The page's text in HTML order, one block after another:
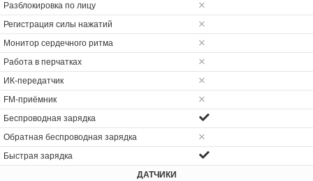
Разблокировка по лицу
Регистрация силы нажатий
Монитор сердечного ритма
Работа в перчатках
ИК-передатчик
FM-приёмник
Беспроводная зарядка
Обратная беспроводная зарядка
Быстрая зарядка
ДАТЧИКИ